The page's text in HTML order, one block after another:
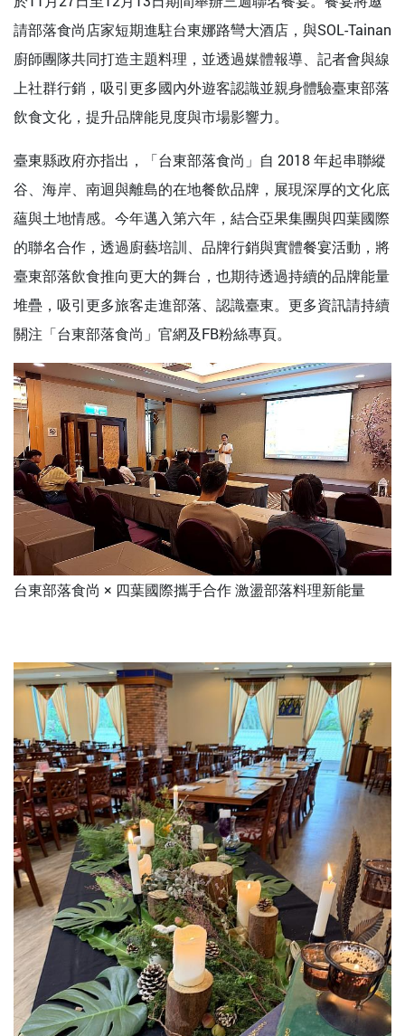
請部落食尚店家短期進駐台東娜路彎大酒店，與SOL-Tainan
廚師團隊共同打造主題料理，並透過媒體報導、記者會與線
上社群行銷，吸引更多國內外遊客認識並親身體驗臺東部落
飲食文化，提升品牌能見度與市場影響力。
臺東縣政府亦指出，「台東部落食尚」自 2018 年起串聯縱
谷、海岸、南迴與離島的在地餐飲品牌，展現深厚的文化底
蘊與土地情感。今年邁入第六年，結合亞果集團與四葉國際
的聯名合作，透過廚藝培訓、品牌行銷與實體餐宴活動，將
臺東部落飲食推向更大的舞台，也期待透過持續的品牌能量
堆疊，吸引更多旅客走進部落、認識臺東。更多資訊請持續
關注「台東部落食尚」官網及FB粉絲專頁。
台東部落食尚 × 四葉國際攜手合作 激盪部落料理新能量